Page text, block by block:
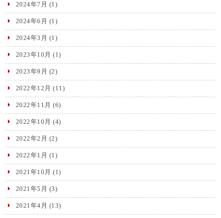
2024年7月 (1)
2024年6月 (1)
2024年3月 (1)
2023年10月 (1)
2023年9月 (2)
2022年12月 (11)
2022年11月 (6)
2022年10月 (4)
2022年2月 (2)
2022年1月 (1)
2021年10月 (1)
2021年5月 (3)
2021年4月 (13)